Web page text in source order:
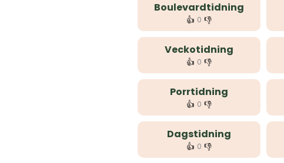
Boulevardtidning
👍 0 👎
Veckotidning
👍 0 👎
Porrtidning
👍 0 👎
Dagstidning
👍 0 👎